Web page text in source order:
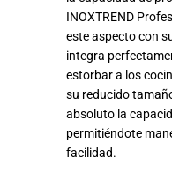
INOXTREND
este aspecto con
integra
estorbar a los
su reducido
absoluto la
permitiéndote
facilidad.